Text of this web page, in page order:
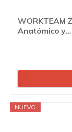
WORKTEAM
Anatómico y...
NUEVO